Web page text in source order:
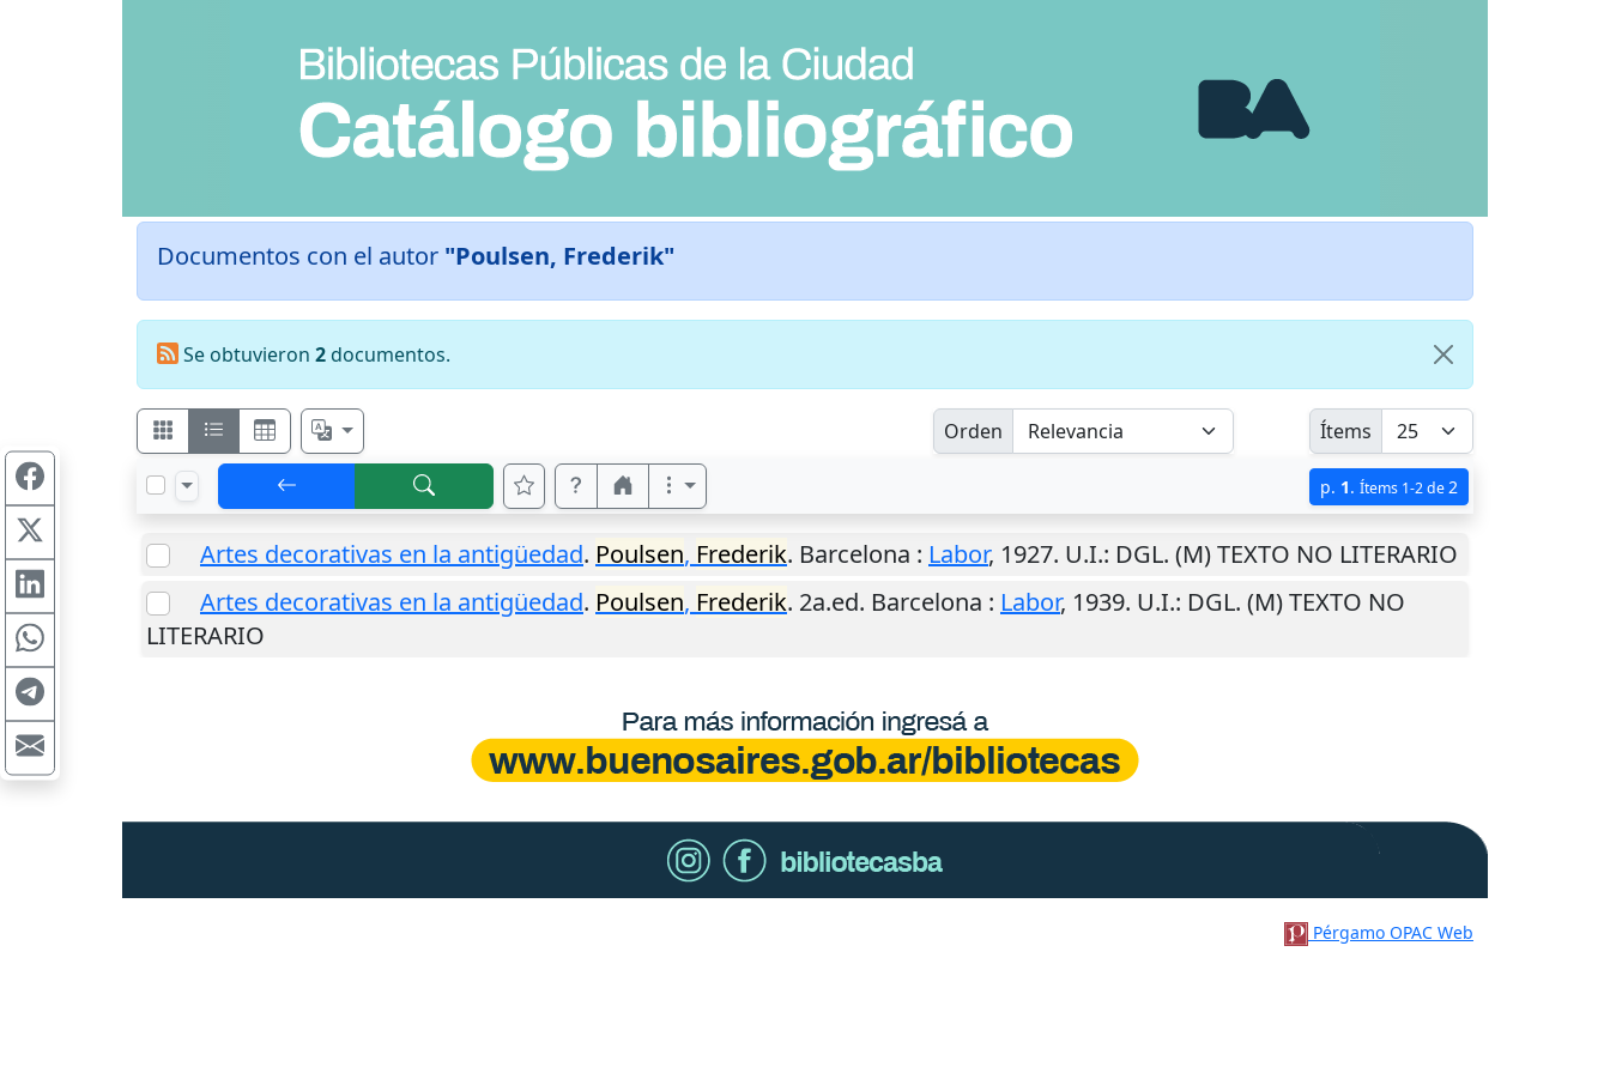
Documentos con el autor "Poulsen, Frederik"
Se obtuvieron 2documentos.
Orden Ítems
p. 1. Ítems 1-2 de 2
Artes decorativas en la antigüedad. Poulsen, Frederik. Barcelona : Labor, 1927. U.I.: DGL. (M) TEXTO NO LITERARIO
Artes decorativas en la antigüedad. Poulsen, Frederik. 2a.ed. Barcelona : Labor, 1939. U.I.: DGL. (M) TEXTO NO
LITERARIO
Pérgamo OPAC Web